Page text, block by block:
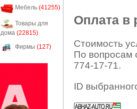
Мебель (41255)
Товары для
дома (22815)
Фирмы (127)
Оплата в
Стоимость
По вопросам
774-17-71.
ID